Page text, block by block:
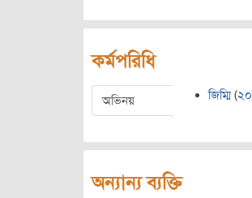
কর্মপরিধি
অভিনয় জিম্মি (
অন্যান্য ব্যক্তি